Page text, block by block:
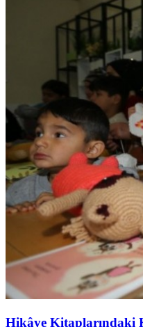
Hikâye Kitaplarındaki